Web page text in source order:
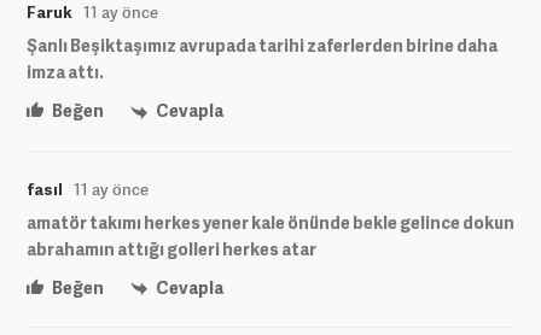
Faruk 11 ay önce
Şanlı Beşiktaşımız avrupada tarihi zaferlerden birine daha
imza attı.
Beğen
Cevapla
fasıl 11 ay önce
amatör takımı herkes yener kale önünde bekle gelince dokun
abrahamın attığı golleri herkes atar
Beğen
Cevapla